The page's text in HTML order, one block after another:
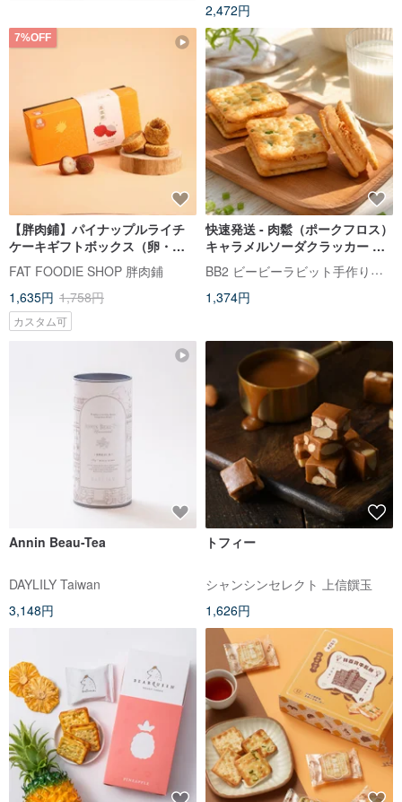
2,472円
7%OFF
【胖肉鋪】パイナップルライチ
ケーキギフトボックス（卵・乳
製品使用、ベジタリアン対応）
ドライライチ入り、ギフト、お
土産
FAT FOODIE SHOP 胖肉鋪
1,635円 1,758円
カスタム可
快速発送 - 肉鬆（ポークフロス）
キャラメルソーダクラッカー キ
ャラメル＋肉鬆（ポークフロ
ス）サンド オリジナルレシピ 手
作り
BB2 ビービーラビット手作りクッキー
1,374円
Annin Beau-Tea
DAYLILY Taiwan
3,148円
トフィー
シャンシンセレクト 上信饌玉
1,626円